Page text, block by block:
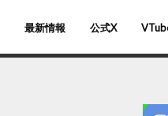
最新情報 公式X
バー
VR/
ホロ
にじ
なな
ぶい